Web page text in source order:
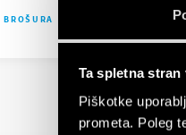
Ta spletna
Piškotke
prometa. Poleg
BROŠURA